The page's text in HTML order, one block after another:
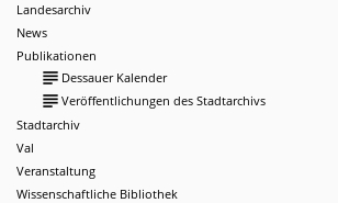
Landesarchiv
News
Publikationen
subject Dessauer Kalender
subject Veröffentlichungen des Stadtarchivs
Stadtarchiv
Val
Veranstaltung
Wissenschaftliche Bibliothek